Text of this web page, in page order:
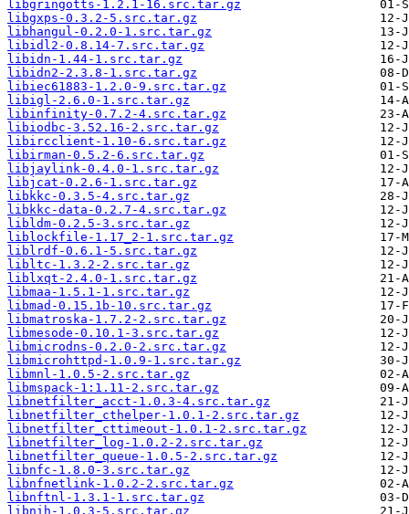
libgringotts-1.2.1-16.src.tar.gz
libgxps-0.3.2-5.src.tar.gz
libhangul-0.2.0-1.src.tar.gz
libidl2-0.8.14-7.src.tar.gz
libidn-1.44-1.src.tar.gz
libidn2-2.3.8-1.src.tar.gz
libiec61883-1.2.0-9.src.tar.gz
libigl-2.6.0-1.src.tar.gz
libinfinity-0.7.2-4.src.tar.gz
libiodbc-3.52.16-2.src.tar.gz
libircclient-1.10-6.src.tar.gz
libirman-0.5.2-6.src.tar.gz
libjaylink-0.4.0-1.src.tar.gz
libjcat-0.2.6-1.src.tar.gz
libkkc-0.3.5-4.src.tar.gz
libkkc-data-0.2.7-4.src.tar.gz
libldm-0.2.5-3.src.tar.gz
liblockfile-1.17_2-1.src.tar.gz
liblrdf-0.6.1-5.src.tar.gz
libltc-1.3.2-2.src.tar.gz
liblxqt-2.4.0-1.src.tar.gz
libmaa-1.5.1-1.src.tar.gz
libmad-0.15.1b-10.src.tar.gz
libmatroska-1.7.2-2.src.tar.gz
libmesode-0.10.1-3.src.tar.gz
libmicrodns-0.2.0-2.src.tar.gz
libmicrohttpd-1.0.9-1.src.tar.gz
libmnl-1.0.5-2.src.tar.gz
libmspack-1:1.11-2.src.tar.gz
libnetfilter_acct-1.0.3-4.src.tar.gz
libnetfilter_cthelper-1.0.1-2.src.tar.gz
libnetfilter_cttimeout-1.0.1-2.src.tar.gz
libnetfilter_log-1.0.2-2.src.tar.gz
libnetfilter_queue-1.0.5-2.src.tar.gz
libnfc-1.8.0-3.src.tar.gz
libnfnetlink-1.0.2-2.src.tar.gz
libnftnl-1.3.1-1.src.tar.gz
libnih-1.0.3-5.src.tar.gz